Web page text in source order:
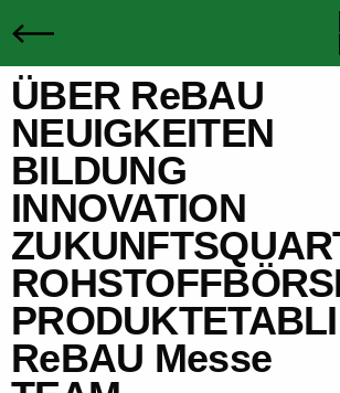
ÜBER ReBAU
NEUIGKEITEN
BILDUNG
INNOVATION
ReBAU Messe